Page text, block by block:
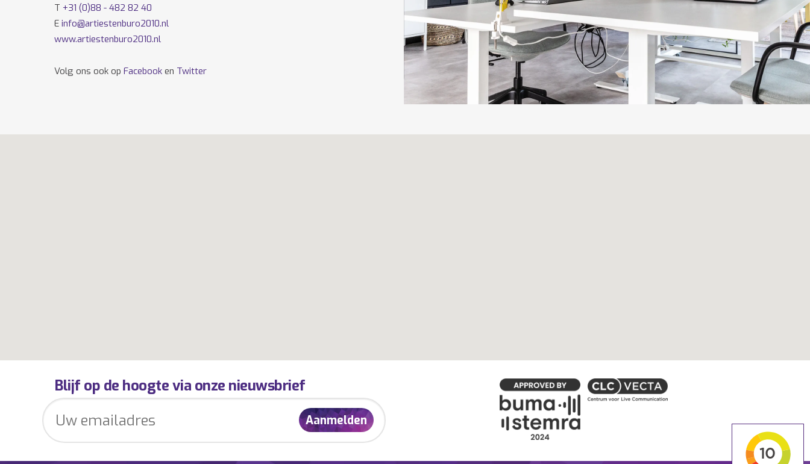
T +31 (0)88 - 482 82 40
E info@artiestenburo2010.nl
www.artiestenburo2010.nl
Volg ons ook op Facebook en Twitter
Blijf op de hoogte via onze nieuwsbrief